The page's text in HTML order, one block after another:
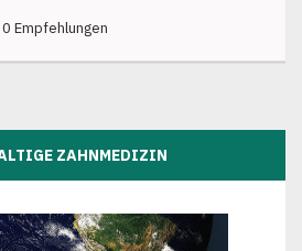
0 Empfehlungen
ZAHNMEDIZIN